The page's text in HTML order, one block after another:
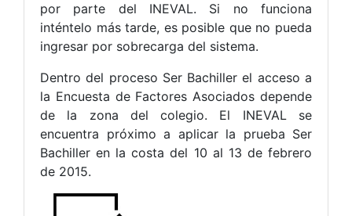
por parte del INEVAL. Si no funciona
inténtelo más tarde, es posible que no pueda
ingresar por sobrecarga del sistema.
Dentro del proceso Ser Bachiller el acceso a
la Encuesta de Factores Asociados depende
de la zona del colegio. El INEVAL se
encuentra próximo a aplicar la prueba Ser
Bachiller en la costa del 10 al 13 de febrero
de 2015.